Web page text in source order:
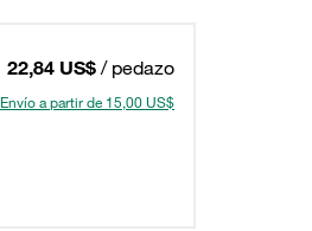
22,84 US$ / pedazo
Envío a partir de 15,00 US$